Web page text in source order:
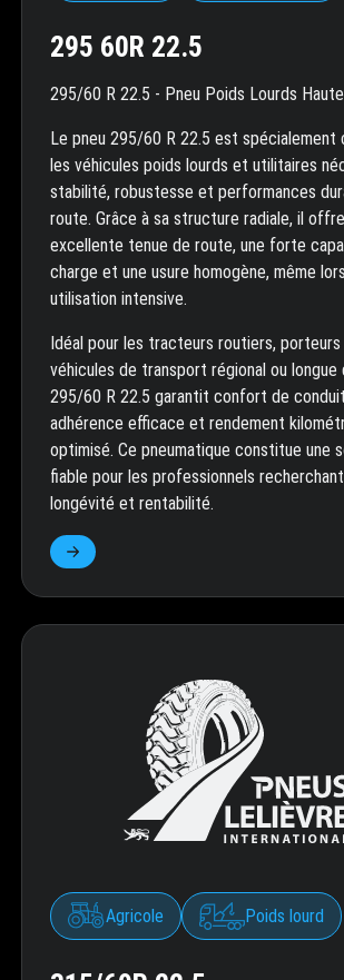
295 60R 22.5
295/60 R 22.5 - Pneu Poids Lourds
Le pneu 295/60 R 22.5 est spécialement
les véhicules poids lourds et utilitaires
stabilité, robustesse et performances
route. Grâce à sa structure radiale, il
excellente tenue de route, une forte
charge et une usure homogène, même
utilisation intensive.
Idéal pour les tracteurs routiers,
véhicules de transport régional ou longue
295/60 R 22.5 garantit confort de
adhérence efficace et rendement
optimisé. Ce pneumatique constitue une
fiable pour les professionnels
longévité et rentabilité.
Agricole Poids lourd